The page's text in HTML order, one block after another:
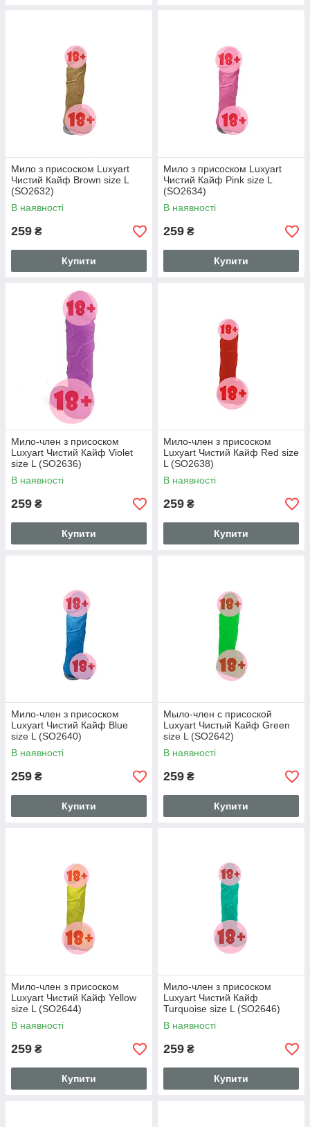
Мило з присоском Luxyart
Чистий Кайф Brown size L
(SO2632)
В наявності
259 ₴
Купити
Мило з присоском Luxyart
Чистий Кайф Pink size L
(SO2634)
В наявності
259 ₴
Купити
Мило-член з присоском
Luxyart Чистий Кайф Violet
size L (SO2636)
В наявності
259 ₴
Купити
Мило-член з присоском
Luxyart Чистий Кайф Red size
L (SO2638)
В наявності
259 ₴
Купити
Мило-член з присоском
Luxyart Чистий Кайф Blue
size L (SO2640)
В наявності
259 ₴
Купити
Мыло-член с присоской
Luxyart Чистый Кайф Green
size L (SO2642)
В наявності
259 ₴
Купити
Мило-член з присоском
Luxyart Чистий Кайф Yellow
size L (SO2644)
В наявності
259 ₴
Купити
Мило-член з присоском
Luxyart Чистий Кайф
Turquoise size L (SO2646)
В наявності
259 ₴
Купити